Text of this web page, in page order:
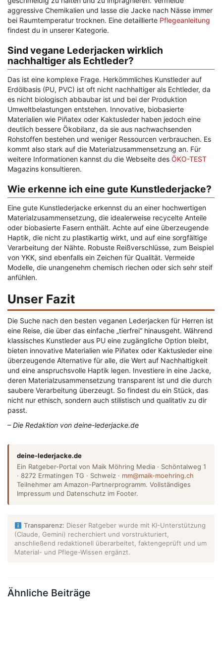
aggressive Chemikalien und lasse die Jacke nach Nässe immer
bei Raumtemperatur trocknen. Eine detaillierte Pflegeanleitung
findest du in unserer Kategorie.
Sind vegane Lederjacken wirklich
nachhaltiger als Echtleder?
Das ist eine komplexe Frage. Herkömmliches Kunstleder auf
Erdölbasis (PU, PVC) ist oft nicht nachhaltiger als Echtleder, da
es nicht biologisch abbaubar ist und bei der Produktion
Umweltbelastungen entstehen. Innovative, biobasierte
Materialien wie Piñatex oder Kaktusleder haben jedoch eine
deutlich bessere Ökobilanz, da sie aus nachwachsenden
Rohstoffen bestehen und weniger Ressourcen verbrauchen. Es
kommt also stark auf die Materialzusammensetzung an. Für
weitere Informationen kannst du die Webseite des ÖKO-TEST
Magazins konsultieren.
Wie erkenne ich eine gute Kunstlederjacke?
Eine gute Kunstlederjacke erkennst du an einer hochwertigen
Materialzusammensetzung, die idealerweise recycelte Anteile
oder biobasierte Fasern enthält. Achte auf eine überzeugende
Haptik, die nicht zu plastikartig wirkt, und auf eine sorgfältige
Verarbeitung der Nähte. Robuste Reißverschlüsse, zum Beispiel
von YKK, sind ebenfalls ein Zeichen für Qualität. Vermeide
Modelle, die unangenehm chemisch riechen oder sich sehr steif
anfühlen.
Unser Fazit
Die Suche nach den besten veganen Lederjacken für Herren ist
eine Reise, die über das einfache „tierfrei“ hinausgeht. Während
klassisches Kunstleder aus PU eine zugängliche Option bleibt,
bieten innovative Materialien wie Piñatex oder Kaktusleder eine
überzeugende Alternative für alle, die Wert auf Nachhaltigkeit
und eine anspruchsvolle Haptik legen. Investiere in eine Jacke,
deren Materialzusammensetzung transparent ist und die durch
saubere Verarbeitung überzeugt. So findest du ein Stück, das
nicht nur ethisch, sondern auch stilistisch und qualitativ zu dir
passt.
– Die Redaktion von deine-lederjacke.de
deine-lederjacke.de
Ein Ratgeber-Portal von Maik Möhring Media · Schöntalweg 1
· 8272 Ermatingen TG · Schweiz · mm@maik-moehring.ch
Teilnehmer am Amazon-Partnerprogramm. Vollständiges
Impressum und Datenschutz im Footer.
Transparenz: Dieser Ratgeber wurde mit KI-Unterstützung
(Claude, Gemini) recherchiert und vorstrukturiert,
anschließend redaktionell überarbeitet, faktengeprüft und um
Material- und Pflege-Wissen ergänzt.
Ähnliche Beiträge